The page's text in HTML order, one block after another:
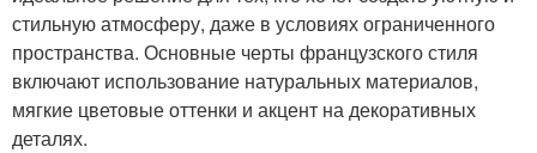
Скандинавский стиль
стильную атмосферу, даже в условиях ограниченного
пространства. Основные черты французского стиля
включают использование натуральных материалов,
мягкие цветовые оттенки и акцент на декоративных
деталях.